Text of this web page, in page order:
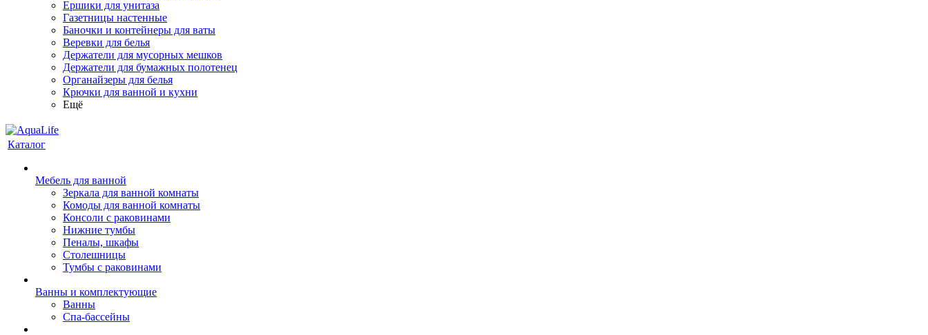
Ершики для унитаза
Газетницы настенные
Баночки и контейнеры для ваты
Веревки для белья
Держатели для мусорных мешков
Держатели для бумажных полотенец
Органайзеры для белья
Крючки для ванной и кухни
Ещё
Каталог
Мебель для ванной
Зеркала для ванной комнаты
Комоды для ванной комнаты
Консоли с раковинами
Нижние тумбы
Пеналы, шкафы
Столешницы
Тумбы с раковинами
Ванны и комплектующие
Ванны
Спа-бассейны